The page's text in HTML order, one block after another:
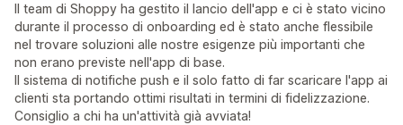
Il team di Shoppy ha gestito il lancio dell'app e ci è stato vicino
durante il processo di onboarding ed è stato anche flessibile
nel trovare soluzioni alle nostre esigenze più importanti che
non erano previste nell'app di base.
Il sistema di notifiche push e il solo fatto di far scaricare l'app ai
clienti sta portando ottimi risultati in termini di fidelizzazione.
Consiglio a chi ha un'attività già avviata!